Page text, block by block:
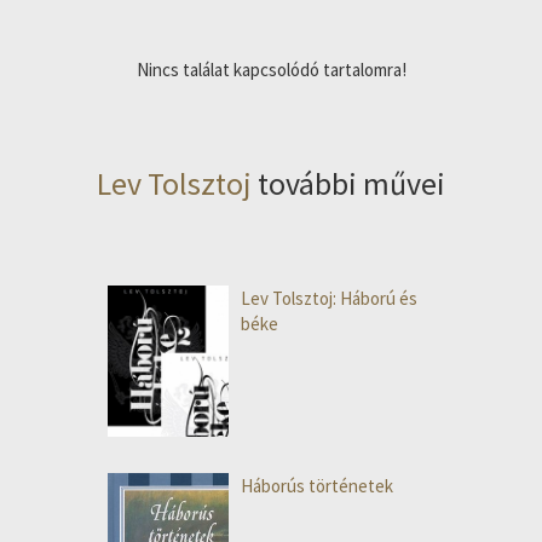
Nincs találat kapcsolódó tartalomra!
Lev Tolsztoj további művei
Lev Tolsztoj: Háború és
béke
Háborús történetek